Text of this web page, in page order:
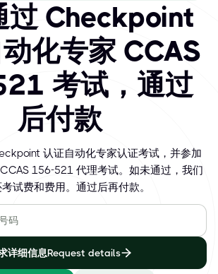
过 Checkpoint
化专家 CCAS
考试，通过
后付款
认证自动化专家认证考试，并参加
156-521 代理考试。如未通过，我们
试费和费用。通过后再付款。
详细信息Request details